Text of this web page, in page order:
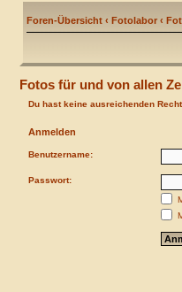
Foren-Übersicht ‹ Fotolabor ‹
Fotos für und von allen
Du hast keine ausreichenden
Anmelden
Benutzername:
Passwort: